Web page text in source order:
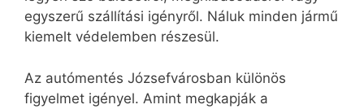
egyszerű szállítási igényről. Náluk minden jármű
kiemelt védelemben részesül.
Az autómentés Józsefvárosban különös
figyelmet igényel. Amint megkapják a